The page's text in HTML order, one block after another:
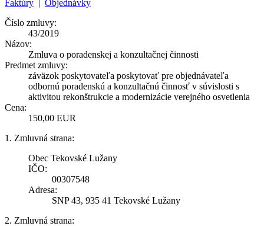
Faktúry
Objednávky
Číslo zmluvy:
43/2019
Názov:
Zmluva o poradenskej a konzultačnej činnosti
Predmet zmluvy:
záväzok poskytovateľa poskytovať pre objednávateľa
odbornú poradenskú a konzultačnú činnosť v súvislosti s
aktivitou rekonštrukcie a modernizácie verejného osvetlenia
Cena:
150,00 EUR
1. Zmluvná strana:
Obec Tekovské Lužany
IČO:
00307548
Adresa:
SNP 43, 935 41 Tekovské Lužany
2. Zmluvná strana: